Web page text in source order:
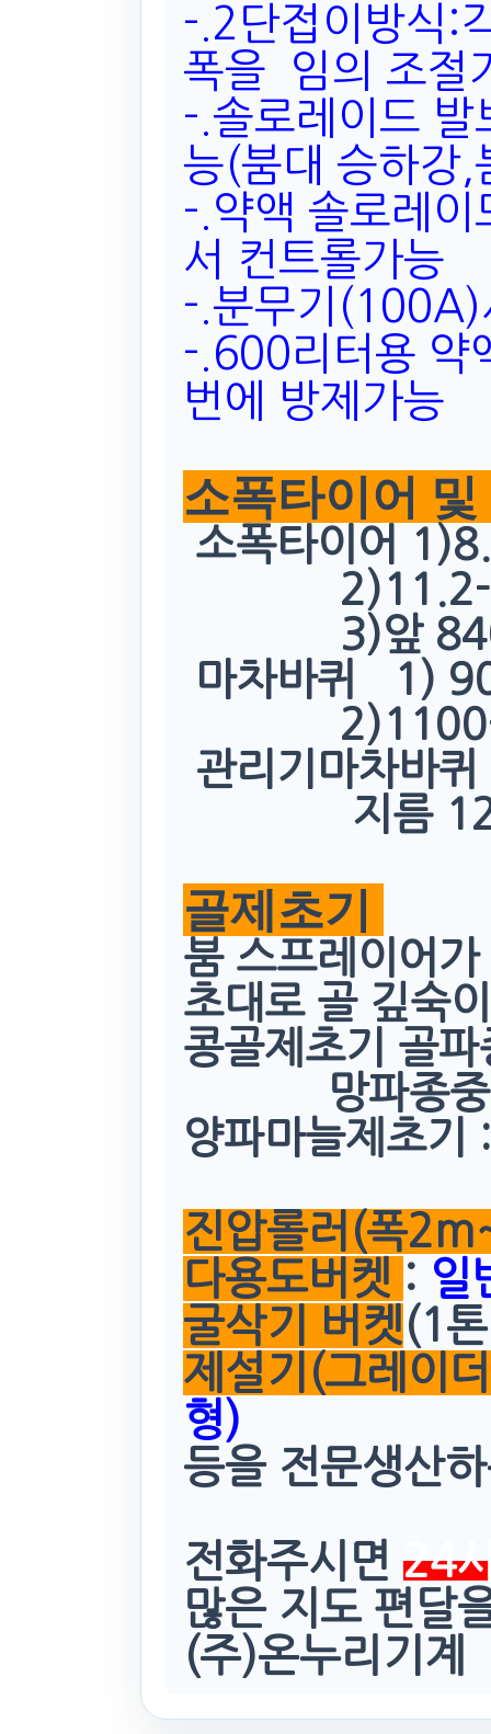
-.2단접이방식:
폭을 임의 조절
-.솔로레이드 발
능(붐대 승하
-.약액 솔로레이
서 컨트롤가능
-.분무기(100A)
-.600리터용 약
번에 방제가능
소폭타이어
소폭타이어
2)11.2-
3)앞 840
마차바퀴 1)
2)1100-
관리기마차바
지름
골제초기
붐 스프레이어
초대로 골 깊숙
콩골제초기 골
망파종중
양파마늘제초
진압롤러(폭
다용도버켓 : 일
굴삭기 버켓(1
제설기(그레이
형)
등을 전문생산
전화주시면 24
많은 지도 편
(주)온누리기